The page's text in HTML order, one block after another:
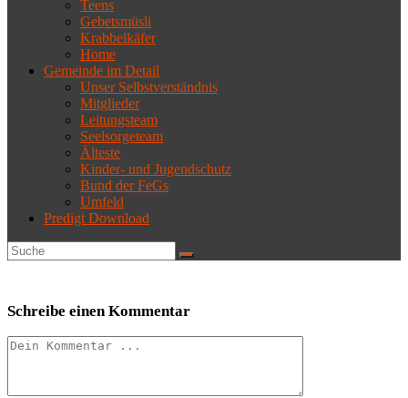
Teens
Gebetsmüsli
Krabbelkäfer
Home
Gemeinde im Detail
Unser Selbstverständnis
Mitglieder
Leitungsteam
Seelsorgeteam
Älteste
Kinder- und Jugendschutz
Bund der FeGs
Umfeld
Predigt Download
Schreibe einen Kommentar
Kommentieren